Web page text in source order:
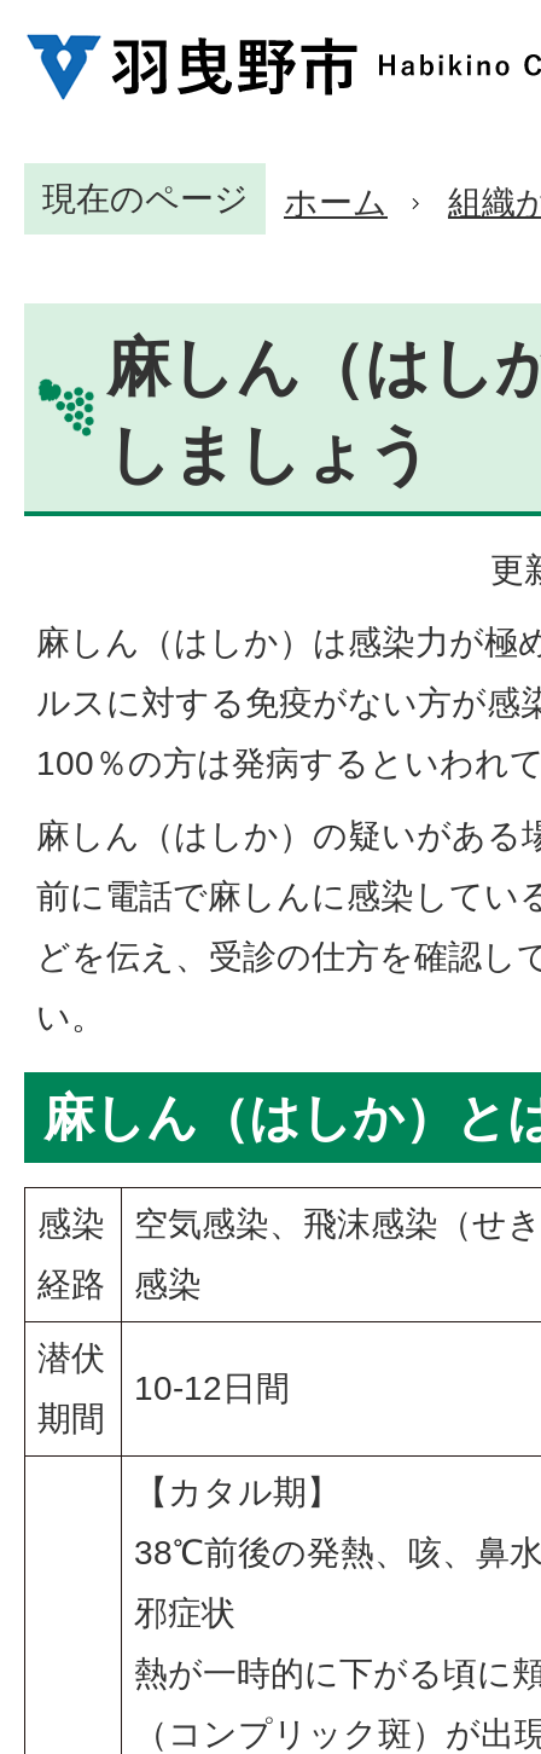
現在のページ ホーム 組織
麻しん（はし
しましょう
更
麻しん（はしか）は感染力が極
ルスに対する免疫がない方が感
100％の方は発病するといわれ
麻しん（はしか）の疑いがある
前に電話で麻しんに感染してい
どを伝え、受診の仕方を確認し
い。
麻しん（はしか）と
感染
経路
空気感染、飛沫感染（せ
感染
潜伏
期間
10-12日間
【カタル期】
38℃前後の発熱、咳、鼻
邪症状
熱が一時的に下がる頃に
（コンプリック斑）が出